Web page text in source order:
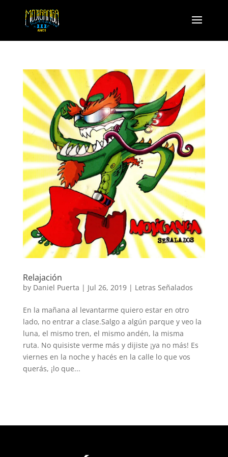
Relajación
by Daniel Puerta | Jul 26, 2019| Letras Señalados
En la mañana al levantarme quiero estar en otro
lado, no entrar a clase.Salgo a algún parque y veo la
luna, el mismo tren, el mismo andén, la misma
ruta. No quisiste verme más y dijiste ¡ya no más! Es
viernes en la noche y hacés en la calle lo que vos
querás, ¡lo que...